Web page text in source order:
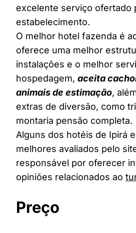
excelente serviço ofertado
estabelecimento.
O melhor hotel fazenda é
oferece uma melhor
instalações e o melhor
hospedagem, aceita
animais de estimação,
extras de diversão, como
montaria pensão completa.
Alguns dos hotéis de Ipirá
melhores avaliados pelo
responsável por oferecer
opiniões relacionados ao
Preço